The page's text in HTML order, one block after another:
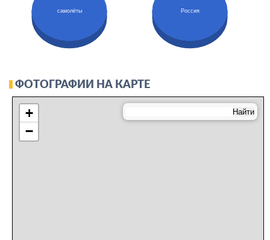
самолёты Россия
ФОТОГРАФИИ НА КАРТЕ
+
−